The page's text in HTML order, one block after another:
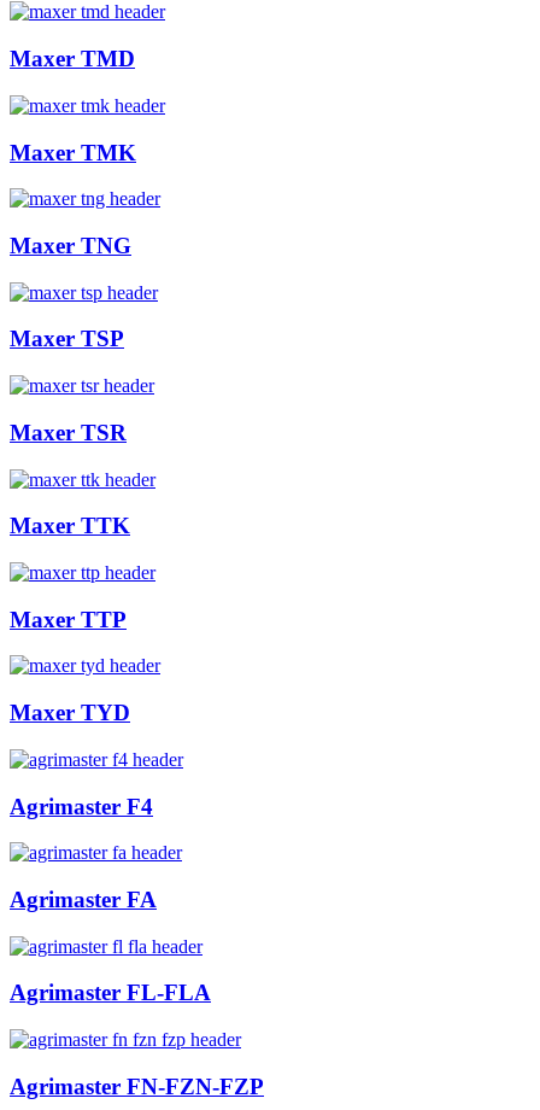
Maxer TMD
Maxer TMK
Maxer TNG
Maxer TSP
Maxer TSR
Maxer TTK
Maxer TTP
Maxer TYD
Agrimaster F4
Agrimaster FA
Agrimaster FL-FLA
Agrimaster FN-FZN-FZP